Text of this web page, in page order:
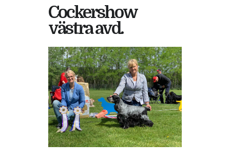
Cockershow
västra avd.